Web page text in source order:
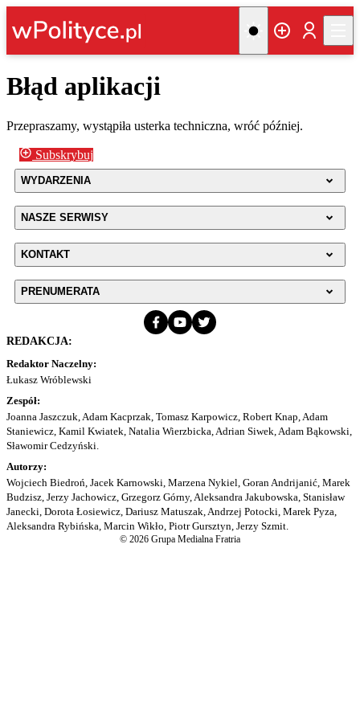
Błąd aplikacji
Przepraszamy, wystąpiła usterka techniczna, wróć później.
Subskrybuj
WYDARZENIA
NASZE SERWISY
KONTAKT
PRENUMERATA
REDAKCJA:
Redaktor Naczelny:
Łukasz Wróblewski
Zespół:
Joanna Jaszczuk, Adam Kacprzak, Tomasz Karpowicz, Robert Knap, Adam
Staniewicz, Kamil Kwiatek, Natalia Wierzbicka, Adrian Siwek, Adam Bąkowski,
Sławomir Cedzyński.
Autorzy:
Wojciech Biedroń, Jacek Karnowski, Marzena Nykiel, Goran Andrijanić, Marek
Budzisz, Jerzy Jachowicz, Grzegorz Górny, Aleksandra Jakubowska, Stanisław
Janecki, Dorota Łosiewicz, Dariusz Matuszak, Andrzej Potocki, Marek Pyza,
Aleksandra Rybińska, Marcin Wikło, Piotr Gursztyn, Jerzy Szmit.
© 2026 Grupa Medialna Fratria